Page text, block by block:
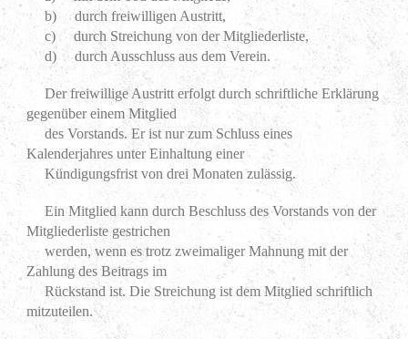
b) durch freiwilligen Austritt,
c) durch Streichung von der Mitgliederliste,
d) durch Ausschluss aus dem Verein.
Der freiwillige Austritt erfolgt durch schriftliche Erklärung
gegenüber einem Mitglied
des Vorstands. Er ist nur zum Schluss eines
Kalenderjahres unter Einhaltung einer
Kündigungsfrist von drei Monaten zulässig.
Ein Mitglied kann durch Beschluss des Vorstands von der
Mitgliederliste gestrichen
werden, wenn es trotz zweimaliger Mahnung mit der
Zahlung des Beitrags im
Rückstand ist. Die Streichung ist dem Mitglied schriftlich
mitzuteilen.